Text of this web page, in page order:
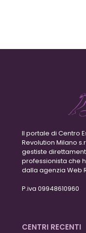
Il portale di Centro
Revolution Milano
gestiste
professionista che
dalla agenzia Web
P.iva 09948610960
CENTRI RECENTI